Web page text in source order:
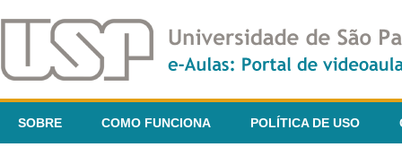
SOBRE COMO FUNCIONA POLÍTICA DE USO